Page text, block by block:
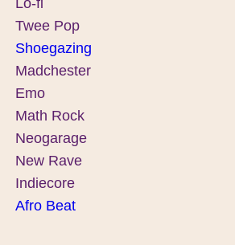
Lo-fi
Twee Pop
Shoegazing
Madchester
Emo
Math Rock
Neogarage
New Rave
Indiecore
Afro Beat